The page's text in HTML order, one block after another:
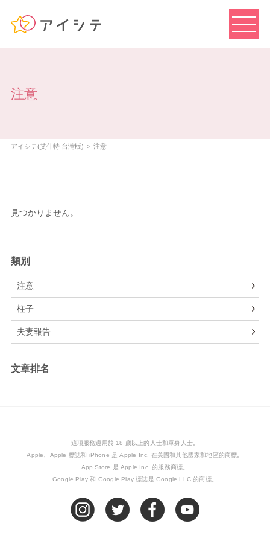
注意
アイシテ(艾什特 台灣版) 注意
見つかりません。
類別
注意
柱子
夫妻報告
文章排名
這項服務適用於 18 歲以上的人士和單身人士。
Apple、Apple 標誌和 iPhone 是 Apple Inc. 在美國和其他國家和地區的商標。
App Store 是 Apple Inc. 的服務商標。
Google Play 和 Google Play 標誌是 Google LLC 的商標。